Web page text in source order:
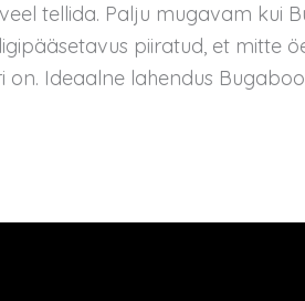
tellida. Palju mugavam kui
piiratud, et mitte
Ideaalne lahendus